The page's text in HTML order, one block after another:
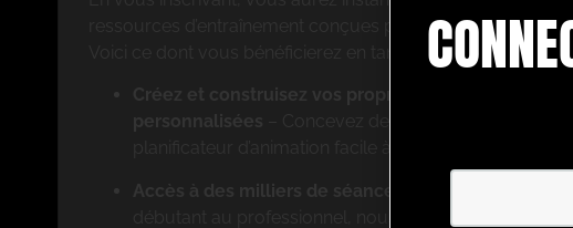
ressources d’entraînement conçues pour améliorer votre
Voici ce dont vous bénéficierez en tant que membre :
– Concevez des exercices sur